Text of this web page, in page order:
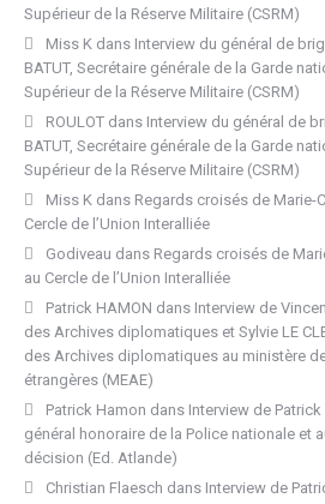
Supérieur de la Réserve Militaire (CSRM)
Miss K dans Interview du général de
BATUT, Secrétaire générale de la Garde
Supérieur de la Réserve Militaire (CSRM)
ROULOT dans Interview du général de
BATUT, Secrétaire générale de la Garde
Supérieur de la Réserve Militaire (CSRM)
Miss K dans Regards croisés de Marie-
Cercle de l’Union Interalliée
Godiveau dans Regards croisés de
au Cercle de l’Union Interalliée
Patrick HAMON dans Interview de
des Archives diplomatiques et Sylvie LE
des Archives diplomatiques au ministère
étrangères (MEAE)
Patrick Hamon dans Interview de
général honoraire de la Police nationale et
décision (Ed. Atlande)
Christian Flaesch dans Interview de